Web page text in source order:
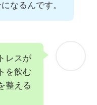
なるんです。
レスが
を飲む
整える